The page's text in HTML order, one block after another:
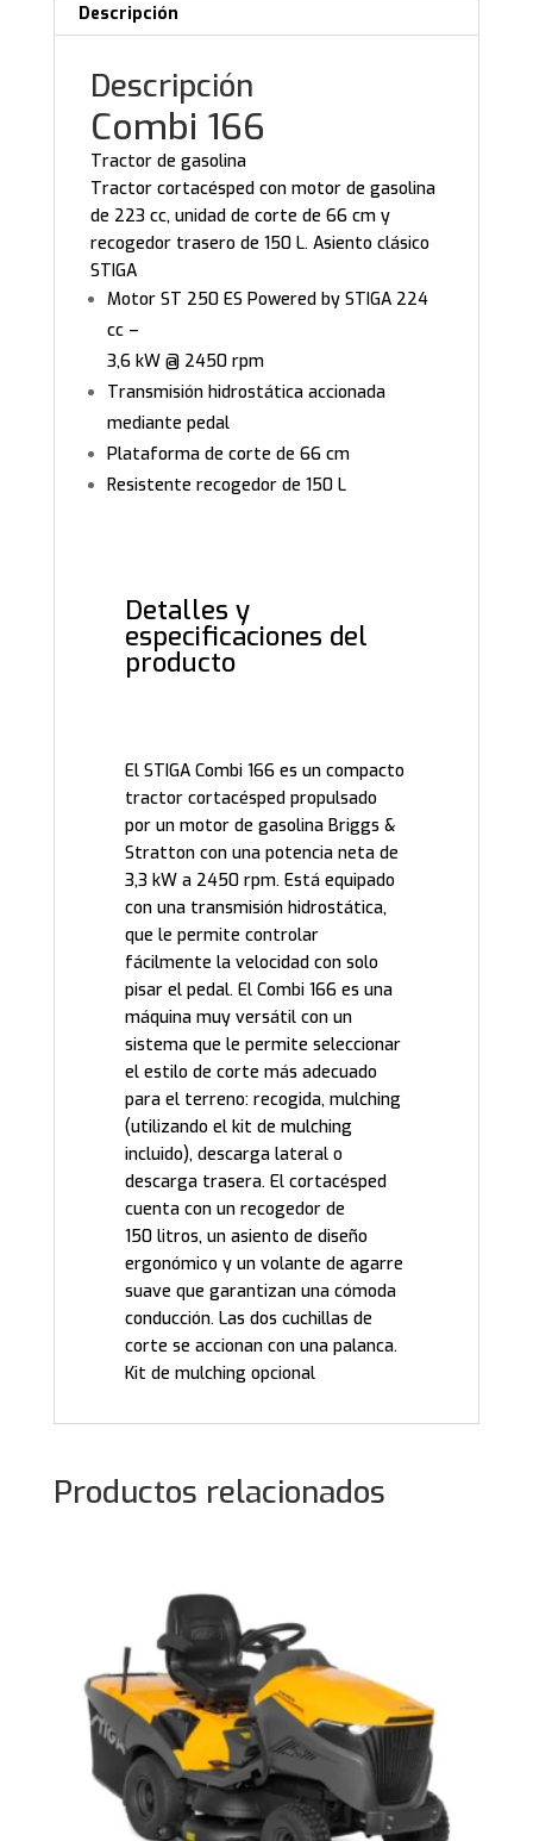
Descripción
Descripción
Combi 166
Tractor de gasolina
Tractor cortacésped con motor de gasolina
de 223 cc, unidad de corte de 66 cm y
recogedor trasero de 150 L. Asiento clásico
STIGA
Motor ST 250 ES Powered by STIGA 224
cc –
3,6 kW @ 2450 rpm
Transmisión hidrostática accionada
mediante pedal
Plataforma de corte de 66 cm
Resistente recogedor de 150 L
Detalles y
especificaciones del
producto
El STIGA Combi 166 es un compacto
tractor cortacésped propulsado
por un motor de gasolina Briggs &
Stratton con una potencia neta de
3,3 kW a 2450 rpm. Está equipado
con una transmisión hidrostática,
que le permite controlar
fácilmente la velocidad con solo
pisar el pedal. El Combi 166 es una
máquina muy versátil con un
sistema que le permite seleccionar
el estilo de corte más adecuado
para el terreno: recogida, mulching
(utilizando el kit de mulching
incluido), descarga lateral o
descarga trasera. El cortacésped
cuenta con un recogedor de
150 litros, un asiento de diseño
ergonómico y un volante de agarre
suave que garantizan una cómoda
conducción. Las dos cuchillas de
corte se accionan con una palanca.
Kit de mulching opcional
Productos relacionados